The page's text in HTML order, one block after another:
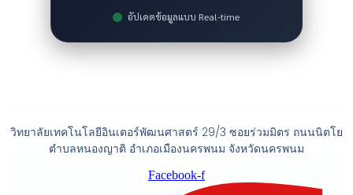
อัปเดตข้อมูลแบบ Real-time
วิทยาลัยเทคโนโลยีอินเตอร์พัฒนศาสตร์ 29/3 ซอยร่วมมิตร ถนนนิตโย
ตำบลหนองญาติ อำเภอเมืองนครพนม จังหวัดนครพนม
Facebook-f